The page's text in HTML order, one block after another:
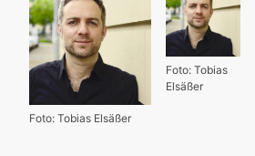
Foto: Tobias
Elsäßer
Foto: Tobias Elsäßer